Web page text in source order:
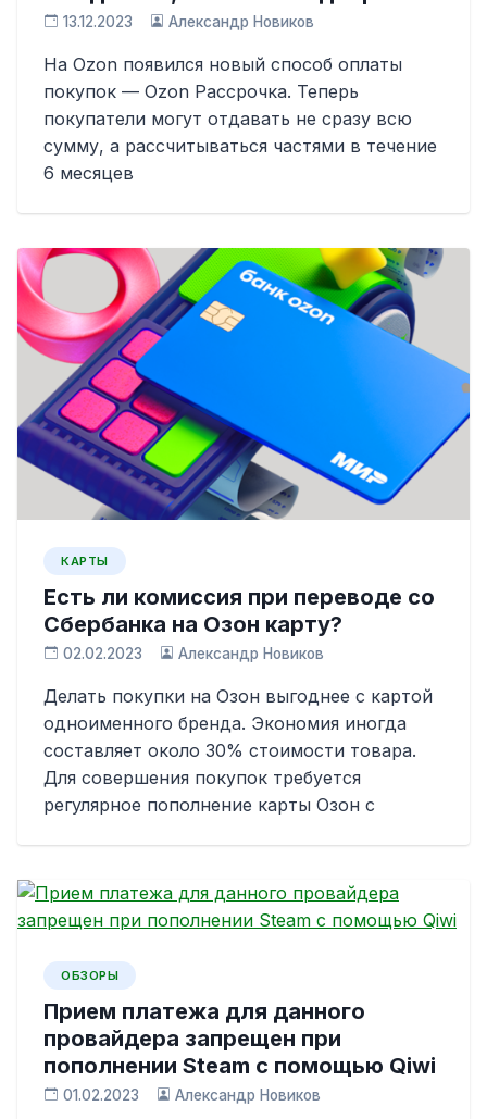
13.12.2023 Александр Новиков
На Ozon появился новый способ оплаты
покупок — Ozon Рассрочка. Теперь
покупатели могут отдавать не сразу всю
сумму, а рассчитываться частями в течение
6 месяцев
КАРТЫ
Есть ли комиссия при переводе со
Сбербанка на Озон карту?
02.02.2023 Александр Новиков
Делать покупки на Озон выгоднее с картой
одноименного бренда. Экономия иногда
составляет около 30% стоимости товара.
Для совершения покупок требуется
регулярное пополнение карты Озон с
ОБЗОРЫ
Прием платежа для данного
провайдера запрещен при
пополнении Steam с помощью Qiwi
01.02.2023 Александр Новиков